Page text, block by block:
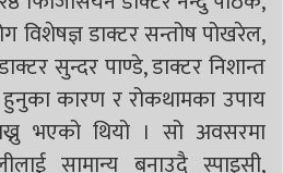
विशेषज्ञ डाक्टर सन्तोष पोखरेल,
सुन्दर पाण्डे, डाक्टर निशान्त
कारण र रोकथामका उपाय
भएको थियो । सो अवसरमा
सामान्य बनाउदै स्पाइसी,